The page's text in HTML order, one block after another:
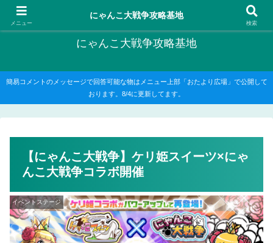
にゃんこ大戦争の攻略がメインですが、他のゲームの記事もたまに書いてます
にゃんこ大戦争攻略基地
簡易コメントのメッセージで回答可能な物はメニュー上部「おたより広場」で公開して
おります。8/4に更新してます。
【にゃんこ大戦争】ケリ姫スイーツ×にゃ
んこ大戦争コラボ開催
イベントステージ
メニュー
にゃんこ大戦争攻略基地
検索